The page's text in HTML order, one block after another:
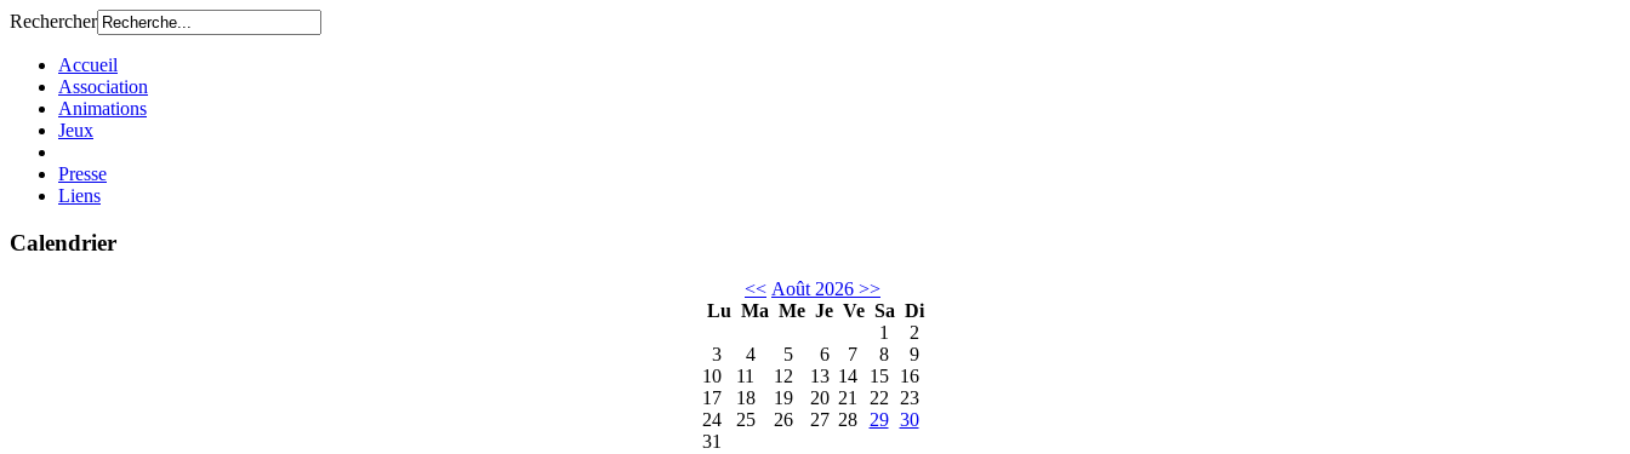
Rechercher
Accueil
Association
Animations
Jeux
Presse
Liens
Calendrier
<< Août 2026 >>
Lu Ma Me Je Ve Sa Di
1
2
3
4 5 6 7 8
9
10
11 12 13 14 15
16
17
18 19 20 21 22 23
24
25 26 27 28 29 30
31